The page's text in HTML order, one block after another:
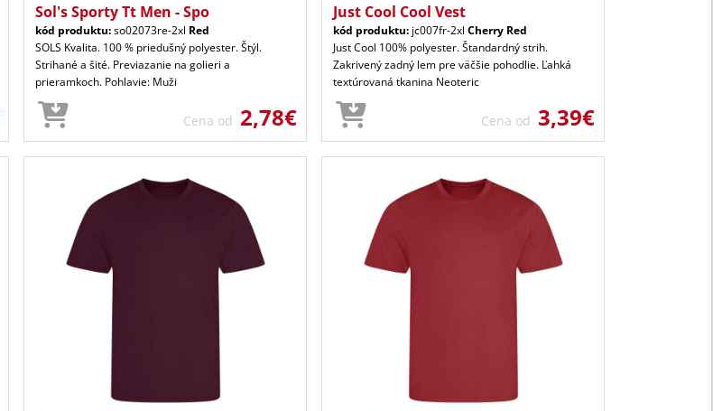
Sol's Sporty Tt Men - Spo
kód produktu:so02073re-2xl Red
SOLS Kvalita. 100 % priedušný polyester. Štýl.
Strihané a šité. Previazanie na golieri a
prieramkoch. Pohlavie: Muži
Cena od 2,78€
Just Cool Cool Vest
kód produktu: jc007fr-2xl Cherry Red
Just Cool 100% polyester. Štandardný strih.
Zakrivený zadný lem pre väčšie pohodlie. Ľahká
textúrovaná tkanina Neoteric
Cena od 3,39€